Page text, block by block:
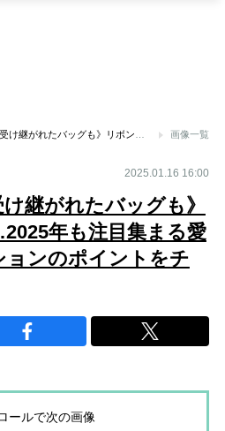
画像一覧
2025.01.16 16:00
継がれたバッグも》
年も注目集まる愛
ンのポイントをチ
ールで次の画像